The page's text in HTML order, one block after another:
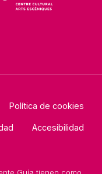
Política de cookies
Accesibilidad